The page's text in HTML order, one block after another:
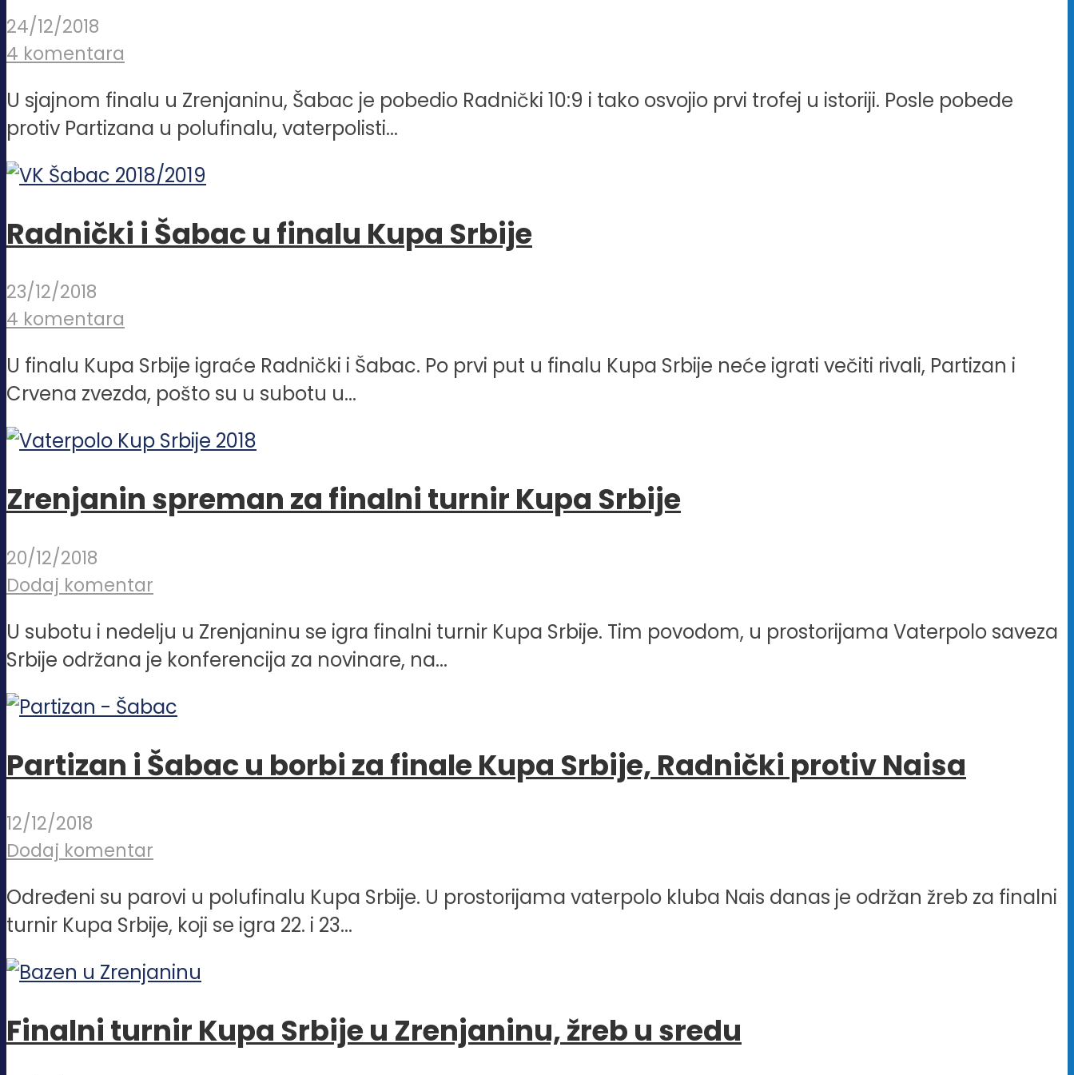
24/12/2018
4 komentara
U sjajnom finalu u Zrenjaninu, Šabac je pobedio Radnički 10:9 i tako osvojio prvi trofej u istoriji. Posle pobede
protiv Partizana u polufinalu, vaterpolisti...
Radnički i Šabac u finalu Kupa Srbije
23/12/2018
4 komentara
U finalu Kupa Srbije igraće Radnički i Šabac. Po prvi put u finalu Kupa Srbije neće igrati večiti rivali, Partizan i
Crvena zvezda, pošto su u subotu u...
Zrenjanin spreman za finalni turnir Kupa Srbije
20/12/2018
Dodaj komentar
U subotu i nedelju u Zrenjaninu se igra finalni turnir Kupa Srbije. Tim povodom, u prostorijama Vaterpolo saveza
Srbije održana je konferencija za novinare, na...
Partizan i Šabac u borbi za finale Kupa Srbije, Radnički protiv Naisa
12/12/2018
Dodaj komentar
Određeni su parovi u polufinalu Kupa Srbije. U prostorijama vaterpolo kluba Nais danas je održan žreb za finalni
turnir Kupa Srbije, koji se igra 22. i 23...
Finalni turnir Kupa Srbije u Zrenjaninu, žreb u sredu